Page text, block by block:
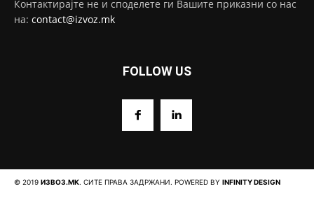
Контактирајте не и споделете ги Вашите приказни со нас
на: contact@izvoz.mk
FOLLOW US
© 2019 ИЗВОЗ.МК. СИТЕ ПРАВА ЗАДРЖАНИ. POWERED BY INFINITY DESIGN